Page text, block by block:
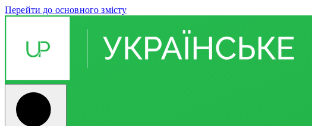
Перейти до основного змісту